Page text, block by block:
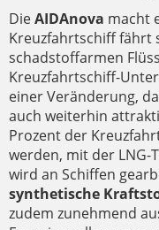
DieAIDAnova macht
Kreuzfahrtschiff fährt
schadstoffarmen
Kreuzfahrtschiff-
einer Veränderung,
auch weiterhin
Prozent der
werden, mit der LNG-
wird an Schiffen
synthetische
zudem zunehmend